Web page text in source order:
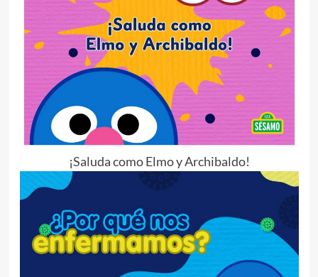
¡Saluda como Elmo y Archibaldo!